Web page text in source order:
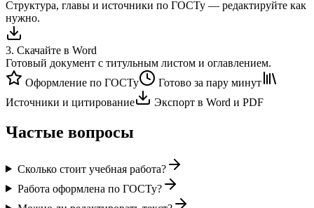
Структура, главы и источники по ГОСТу — редактируйте как
нужно.
3. Скачайте в Word
Готовый документ с титульным листом и оглавлением.
Оформление по ГОСТу
Готово за пару минут
Источники и цитирование
Экспорт в Word и PDF
Частые вопросы
Сколько стоит учебная работа?
Работа оформлена по ГОСТу?